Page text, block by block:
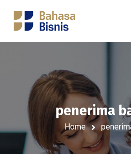
penerima
Home